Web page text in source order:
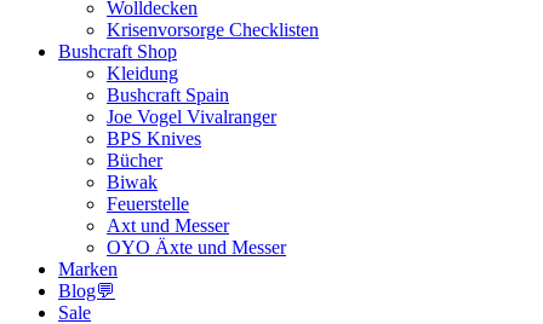
Wolldecken
Krisenvorsorge Checklisten
Bushcraft Shop
Kleidung
Bushcraft Spain
Joe Vogel Vivalranger
BPS Knives
Bücher
Biwak
Feuerstelle
Axt und Messer
OYO Äxte und Messer
Marken
Blog💬
Sale